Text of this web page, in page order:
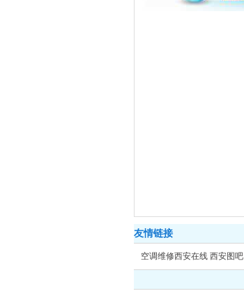
友情链接
空调维修西安在线 西安图吧